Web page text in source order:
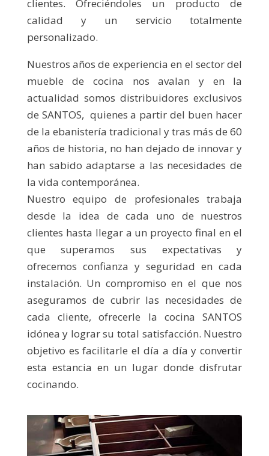
clientes. Ofreciéndoles un producto de
calidad y un servicio totalmente
personalizado.
Nuestros años de experiencia en el sector del
mueble de cocina nos avalan y en la
actualidad somos distribuidores exclusivos
de SANTOS, quienes a partir del buen hacer
de la ebanistería tradicional y tras más de 60
años de historia, no han dejado de innovar y
han sabido adaptarse a las necesidades de
la vida contemporánea.
Nuestro equipo de profesionales trabaja
desde la idea de cada uno de nuestros
clientes hasta llegar a un proyecto final en el
que superamos sus expectativas y
ofrecemos confianza y seguridad en cada
instalación. Un compromiso en el que nos
aseguramos de cubrir las necesidades de
cada cliente, ofrecerle la cocina SANTOS
idónea y lograr su total satisfacción. Nuestro
objetivo es facilitarle el día a día y convertir
esta estancia en un lugar donde disfrutar
cocinando.